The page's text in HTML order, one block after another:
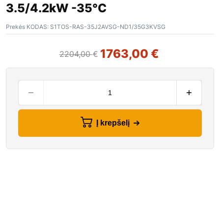
3.5/4.2kW -35°C
Prekės KODAS: S1TOS-RAS-35J2AVSG-ND1/35G3KVSG
2204,00€ 1763,00 €
Į krepšelį